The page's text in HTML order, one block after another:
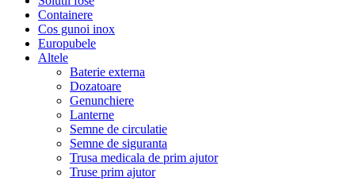
Containere
Cos gunoi inox
Europubele
Altele
Baterie externa
Dozatoare
Genunchiere
Lanterne
Semne de circulatie
Semne de siguranta
Trusa medicala de prim ajutor
Truse prim ajutor